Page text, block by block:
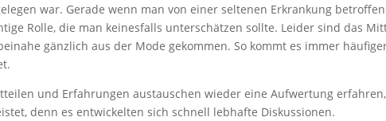
war. Gerade wenn man von einer seltenen Erkrankung
Rolle, die man keinesfalls unterschätzen sollte. Leider sind das
gänzlich aus der Mode gekommen. So kommt es immer
und Erfahrungen austauschen wieder eine Aufwertung
denn es entwickelten sich schnell lebhafte Diskussionen.